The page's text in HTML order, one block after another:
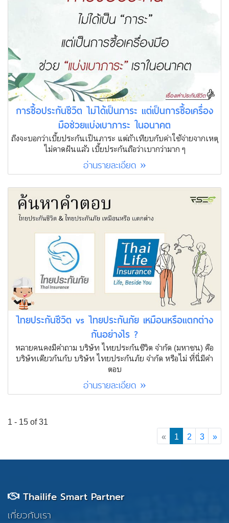
การซื้อประกันชีวิต ไม่ได้เป็นภาระ แต่เป็นการซื้อเครื่อง
มือช่วยแบ่งเบาภาระ ในอนาคต
ถึงจะบอกว่าเบี้ยประกันเป็นภาระ แต่ถ้าเทียบกับค่าใช้จ่ายจากเหตุ
ไม่คาดฝันแล้ว เบี้ยประกันถือว่าเบากว่ามาก ๆ
อ่านรายละเอียด »
ไทยประกันชีวิต vs ไทยประกันภัย เหมือนหรือแตกต่าง
กันอย่างไร ?
หลายคนคงมีคำถาม บริษัท ไทยประกันชีวิต จำกัด (มหาชน) คือ
บริษัทเดียวกันกับ บริษัท ไทยประกันภัย จำกัด หรือไม่ ที่นี่มีคำ
ตอบ
อ่านรายละเอียด »
1 - 15 of 31
«
1 (current)
2 3 »
Thailife Smart Partner
เกี่ยวกับเรา